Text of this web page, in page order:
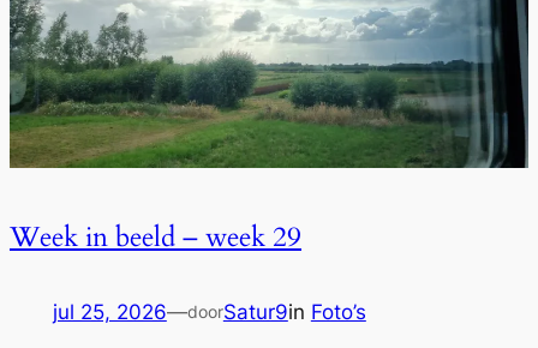
Week in beeld – week 29
jul 25, 2026—doorSatur9in Foto’s